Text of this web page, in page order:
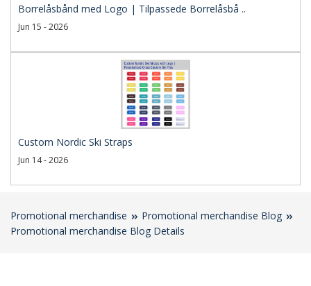
Borrelåsbånd med Logo | Tilpassede Borrelåsbå ..
Jun 15 - 2026
Custom Nordic Ski Straps
Jun 14 - 2026
Promotional merchandise
Promotional merchandise Blog
Promotional merchandise Blog Details